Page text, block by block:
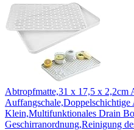
Abtropfmatte,31 x 17,5 x 2,2cm
Klein,Multifunktionales Drain
Geschirranordnung,Reinigung